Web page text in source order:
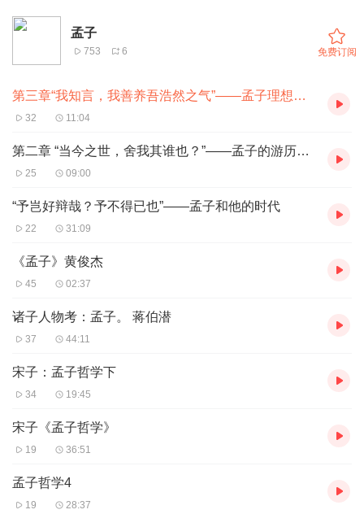
孟子
753 6 免费订阅
第三章“我知言，我善养吾浩然之气”——孟子理想中的生命形态 1
32 11:04
第二章 “当今之世，舍我其谁也？”——孟子的游历生活
25 09:00
“予岂好辩哉？予不得已也”——孟子和他的时代
22 31:09
《孟子》黄俊杰
45 02:37
诸子人物考：孟子。 蒋伯潜
37 44:11
宋子：孟子哲学下
34 19:45
宋子《孟子哲学》
19 36:51
孟子哲学4
19 28:37